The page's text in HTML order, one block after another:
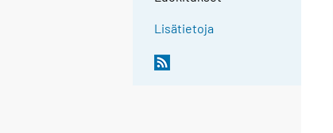
Lisätietoja